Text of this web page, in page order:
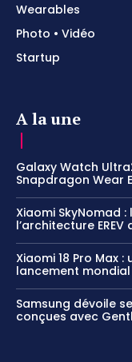
Wearables
Photo • Vidéo
Startup
A la une
Galaxy Watch
Snapdragon Wear
Xiaomi SkyNomad
l’architecture EREV
Xiaomi 18 Pro Max
lancement
Samsung dévoile
conçues avec